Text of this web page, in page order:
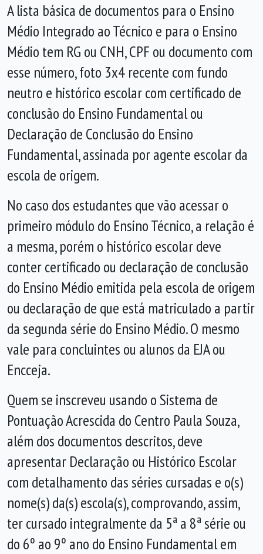
A lista básica de documentos para o Ensino
Médio Integrado ao Técnico e para o Ensino
Médio tem RG ou CNH, CPF ou documento com
esse número, foto 3x4 recente com fundo
neutro e histórico escolar com certificado de
conclusão do Ensino Fundamental ou
Declaração de Conclusão do Ensino
Fundamental, assinada por agente escolar da
escola de origem.
No caso dos estudantes que vão acessar o
primeiro módulo do Ensino Técnico, a relação é
a mesma, porém o histórico escolar deve
conter certificado ou declaração de conclusão
do Ensino Médio emitida pela escola de origem
ou declaração de que está matriculado a partir
da segunda série do Ensino Médio. O mesmo
vale para concluintes ou alunos da EJA ou
Encceja.
Quem se inscreveu usando o Sistema de
Pontuação Acrescida do Centro Paula Souza,
além dos documentos descritos, deve
apresentar Declaração ou Histórico Escolar
com detalhamento das séries cursadas e o(s)
nome(s) da(s) escola(s), comprovando, assim,
ter cursado integralmente da 5ª a 8ª série ou
do 6º ao 9º ano do Ensino Fundamental em